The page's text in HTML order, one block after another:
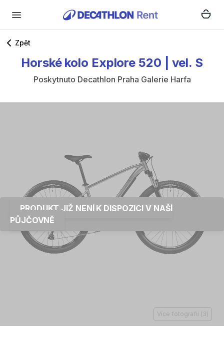
Zpět
Horské kolo Explore 520 vel. S
Poskytnuto Decathlon Praha Galerie Harfa
PRODUKT JIŽ NENÍ K DISPOZICI V NAŠÍ
PŮJČOVNĚ
Více fotografií ( 3 )